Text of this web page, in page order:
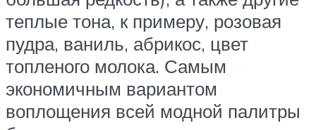
теплые тона, к примеру, розовая
пудра, ваниль, абрикос, цвет
топленого молока. Самым
экономичным вариантом
воплощения всей модной палитры